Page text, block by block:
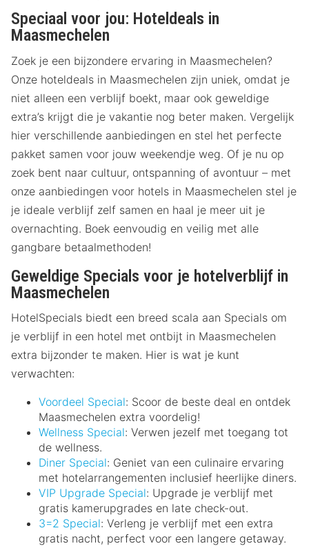
Speciaal voor jou: Hoteldeals in
Maasmechelen
Zoek je een bijzondere ervaring in Maasmechelen?
Onze hoteldeals in Maasmechelen zijn uniek, omdat je
niet alleen een verblijf boekt, maar ook geweldige
extra’s krijgt die je vakantie nog beter maken. Vergelijk
hier verschillende aanbiedingen en stel het perfecte
pakket samen voor jouw weekendje weg. Of je nu op
zoek bent naar cultuur, ontspanning of avontuur – met
onze aanbiedingen voor hotels in Maasmechelen stel je
je ideale verblijf zelf samen en haal je meer uit je
overnachting. Boek eenvoudig en veilig met alle
gangbare betaalmethoden!
Geweldige Specials voor je hotelverblijf in
Maasmechelen
HotelSpecials biedt een breed scala aan Specials om
je verblijf in een hotel met ontbijt in Maasmechelen
extra bijzonder te maken. Hier is wat je kunt
verwachten:
Voordeel Special: Scoor de beste deal en ontdek
Maasmechelen extra voordelig!
Wellness Special: Verwen jezelf met toegang tot
de wellness.
Diner Special: Geniet van een culinaire ervaring
met hotelarrangementen inclusief heerlijke diners.
VIP Upgrade Special: Upgrade je verblijf met
gratis kamerupgrades en late check-out.
3=2 Special: Verleng je verblijf met een extra
gratis nacht, perfect voor een langere getaway.